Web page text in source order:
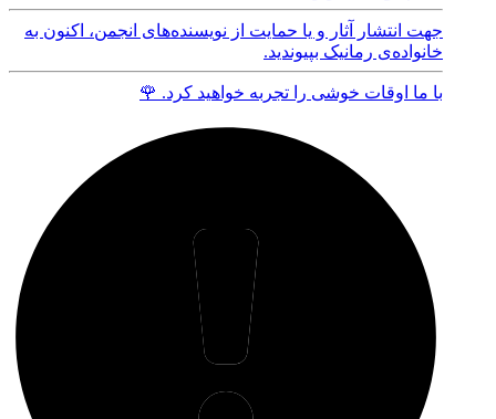
جهت انتشار آثار و یا حمایت از نویسنده‌های انجمن، اکنون به
خانواده‌ی رمانیک بپیوندید.
با ما اوقات خوشی را تجربه خواهید کرد. 🌹